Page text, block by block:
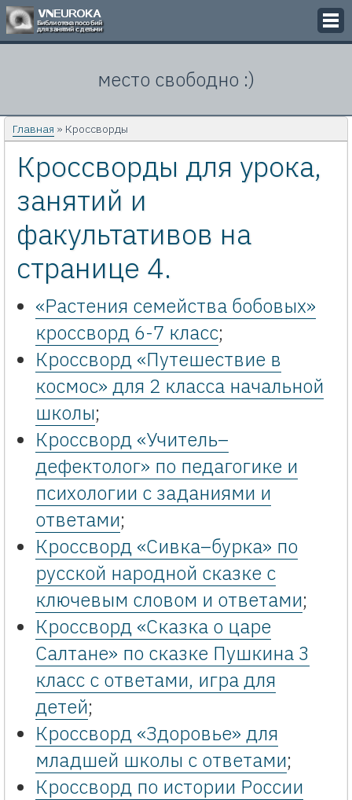
Кроссворды
Задачи
Контакты
место свободно :)
Главная » Кроссворды
Кроссворды для урока,
занятий и
факультативов на
странице 4.
«Растения семейства бобовых»
кроссворд 6-7 класс;
Кроссворд «Путешествие в
космос» для 2 класса начальной
школы;
Кроссворд «Учитель–
дефектолог» по педагогике и
психологии с заданиями и
ответами;
Кроссворд «Сивка–бурка» по
русской народной сказке с
ключевым словом и ответами;
Кроссворд «Сказка о царе
Салтане» по сказке Пушкина 3
класс с ответами, игра для
детей;
Кроссворд «Здоровье» для
младшей школы с ответами;
Кроссворд по истории России